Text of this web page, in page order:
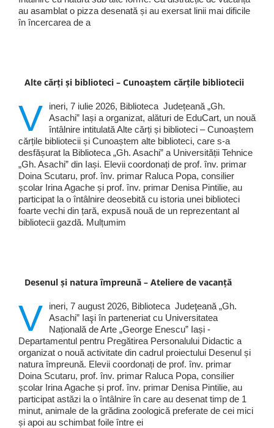
au asamblat o pizza desenată și au exersat linii mai dificile
în încercarea de a
Alte cărți și biblioteci – Cunoaștem cărțile bibliotecii
V
ineri, 7 iulie 2026, Biblioteca Județeană „Gh.
Asachi” Iași a organizat, alături de EduCart, un nouă
întâlnire intitulată Alte cărți și biblioteci – Cunoaștem
cărțile bibliotecii și Cunoaștem alte biblioteci, care s-a
desfășurat la Biblioteca „Gh. Asachi” a Universității Tehnice
„Gh. Asachi” din Iași. Elevii coordonați de prof. înv. primar
Doina Scutaru, prof. înv. primar Raluca Popa, consilier
școlar Irina Agache și prof. înv. primar Denisa Pintilie, au
participat la o întâlnire deosebită cu istoria unei biblioteci
foarte vechi din țară, expusă nouă de un reprezentant al
bibliotecii gazdă. Mulțumim
Desenul și natura împreună – Ateliere de vacanță
V
ineri, 7 august 2026, Biblioteca Judeţeană „Gh.
Asachi” Iaşi în parteneriat cu Universitatea
Națională de Arte „George Enescu” Iași -
Departamentul pentru Pregătirea Personalului Didactic a
organizat o nouă activitate din cadrul proiectului Desenul și
natura împreună. Elevii coordonați de prof. înv. primar
Doina Scutaru, prof. înv. primar Raluca Popa, consilier
școlar Irina Agache și prof. înv. primar Denisa Pintilie, au
participat astăzi la o întâlnire în care au desenat timp de 1
minut, animale de la grădina zoologică preferate de cei mici
și apoi au schimbat foile între ei